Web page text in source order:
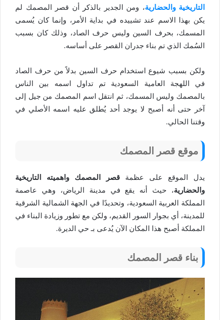
التاريخية والحضارية، ومن الجدير بالذكر أن قصر المصمك لم
يكن بهذا الاسم عند تشييده في بداية الأمر، وإنما كان يُسمى
المسمك، بحرف السين وليس حرف الصاد، وذلك كان بسبب
السُمك الذي تم بناء جدران القصر على أساسه.
ولكن بسبب شيوع استخدام حرف السين بدلاً من حرف الصاد
في اللهجة العامية السعودية تم تداول اسمه بين الناس
بالمصمك وليس المسمك، ثم انتقل اسم المصمك من جيل إلى
آخر حتى أنه أصبح لا يوجد أحد يُطلق عليه اسمه الأصلي في
وقتنا الحالي.
موقع قصر المصمك
يدل الموقع على عظمة قصر المصمك واهميته التاريخية
والحضارية، حيث أنه يقع في مدينة الرياض، وهي عاصمة
المملكة العربية السعودية، وتحديدًا في الجهة الشمالية الشرقية
للمدينة، أي بجوار السور القديم، ولكن مع تطور وزيادة البناء في
المملكة أصبح هذا المكان الآن يُدعى بـ حي الديرة.
بناء قصر المصمك